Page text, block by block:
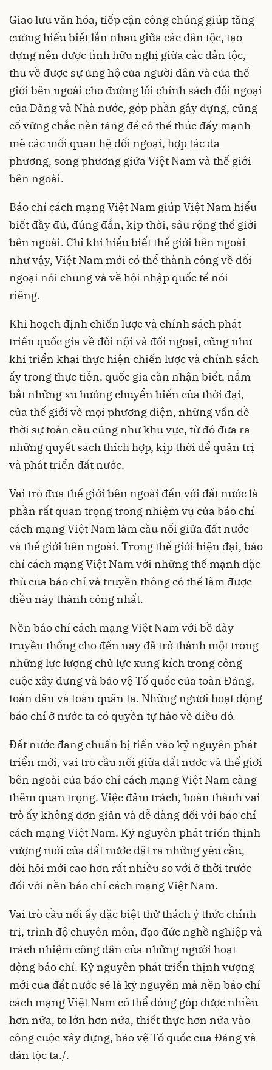
Giao lưu văn hóa, tiếp cận công chúng giúp tăng
cường hiểu biết lẫn nhau giữa các dân tộc, tạo
dựng nên được tình hữu nghị giữa các dân tộc,
thu về được sự ủng hộ của người dân và của thế
giới bên ngoài cho đường lối chính sách đối ngoại
của Đảng và Nhà nước, góp phần gây dựng, củng
cố vững chắc nền tảng để có thể thúc đẩy mạnh
mẽ các mối quan hệ đối ngoại, hợp tác đa
phương, song phương giữa Việt Nam và thế giới
bên ngoài.
Báo chí cách mạng Việt Nam giúp Việt Nam hiểu
biết đầy đủ, đúng đắn, kịp thời, sâu rộng thế giới
bên ngoài. Chỉ khi hiểu biết thế giới bên ngoài
như vậy, Việt Nam mới có thể thành công về đối
ngoại nói chung và về hội nhập quốc tế nói
riêng.
Khi hoạch định chiến lược và chính sách phát
triển quốc gia về đối nội và đối ngoại, cũng như
khi triển khai thực hiện chiến lược và chính sách
ấy trong thực tiễn, quốc gia cần nhận biết, nắm
bắt những xu hướng chuyển biến của thời đại,
của thế giới về mọi phương diện, những vấn đề
thời sự toàn cầu cũng như khu vực, từ đó đưa ra
những quyết sách thích hợp, kịp thời để quản trị
và phát triển đất nước.
Vai trò đưa thế giới bên ngoài đến với đất nước là
phần rất quan trọng trong nhiệm vụ của báo chí
cách mạng Việt Nam làm cầu nối giữa đất nước
và thế giới bên ngoài. Trong thế giới hiện đại, báo
chí cách mạng Việt Nam với những thế mạnh đặc
thù của báo chí và truyền thông có thể làm được
điều này thành công nhất.
Nền báo chí cách mạng Việt Nam với bề dày
truyền thống cho đến nay đã trở thành một trong
những lực lượng chủ lực xung kích trong công
cuộc xây dựng và bảo vệ Tổ quốc của toàn Đảng,
toàn dân và toàn quân ta. Những người hoạt động
báo chí ở nước ta có quyền tự hào về điều đó.
Đất nước đang chuẩn bị tiến vào kỷ nguyên phát
triển mới, vai trò cầu nối giữa đất nước và thế giới
bên ngoài của báo chí cách mạng Việt Nam càng
thêm quan trọng. Việc đảm trách, hoàn thành vai
trò ấy không đơn giản và dễ dàng đối với báo chí
cách mạng Việt Nam. Kỷ nguyên phát triển thịnh
vượng mới của đất nước đặt ra những yêu cầu,
đòi hỏi mới cao hơn rất nhiều so với ở thời trước
đối với nền báo chí cách mạng Việt Nam.
Vai trò cầu nối ấy đặc biệt thử thách ý thức chính
trị, trình độ chuyên môn, đạo đức nghề nghiệp và
trách nhiệm công dân của những người hoạt
động báo chí. Kỷ nguyên phát triển thịnh vượng
mới của đất nước sẽ là kỷ nguyên mà nền báo chí
cách mạng Việt Nam có thể đóng góp được nhiều
hơn nữa, to lớn hơn nữa, thiết thực hơn nữa vào
công cuộc xây dựng, bảo vệ Tổ quốc của Đảng và
dân tộc ta./.